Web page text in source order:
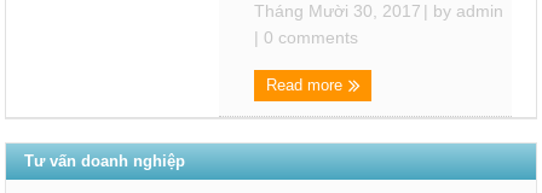
Tháng Mười 30, 2017 | by admin
| 0 comments
Read more
Tư vấn doanh nghiệp